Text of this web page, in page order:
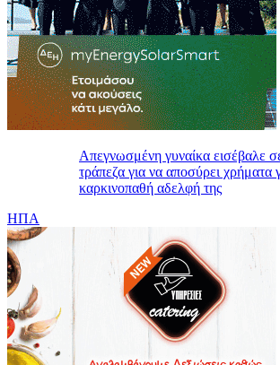
Απεγνωσμένη γυναίκα εισέβαλε
τράπεζα για να αποσύρει χρήματα
καρκινοπαθή αδελφή της
ΗΠΑ